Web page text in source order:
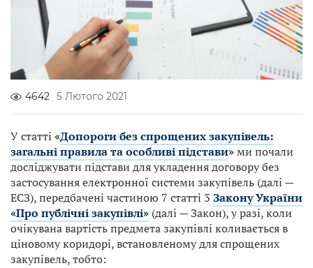
4642 5 Лютого 2021
У статті «Допороги без спрощених закупівель:
загальні правила та особливі підстави»ми почали
досліджувати підстави для укладення договору без
застосування електронної системи закупівель (далі —
ЕСЗ), передбачені частиною 7 статті 3 Закону України
«Про публічні закупівлі» (далі — Закон), у разі, коли
очікувана вартість предмета закупівлі коливається в
ціновому коридорі, встановленому для спрощених
закупівель, тобто: